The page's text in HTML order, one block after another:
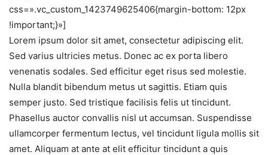
css=».vc_custom_1423749625406{margin-bottom: 12px
!important;}»]
Lorem ipsum dolor sit amet, consectetur adipiscing elit.
Sed varius ultricies metus. Donec ac ex porta libero
venenatis sodales. Sed efficitur eget risus sed molestie.
Nulla blandit bibendum metus ut sagittis. Etiam quis
semper justo. Sed tristique facilisis felis ut tincidunt.
Phasellus auctor convallis nisl ut accumsan. Suspendisse
ullamcorper fermentum lectus, vel tincidunt ligula mollis sit
amet. Aliquam at ante at elit efficitur tincidunt a quis